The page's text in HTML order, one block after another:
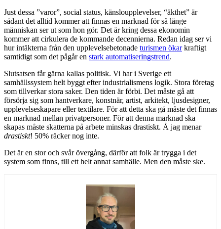
Just dessa ”varor”, social status, känsloupplevelser, “äkthet” är
sådant det alltid kommer att finnas en marknad för så länge
människan ser ut som hon gör. Det är kring dessa ekonomin
kommer att cirkulera de kommande decennierna. Redan idag ser vi
hur intäkterna från den upplevelsebetonade turismen ökarkraftigt
samtidigt som det pågår en stark automatiseringstrend.
Slutsatsen får gärna kallas politisk. Vi har i Sverige ett
samhällssystem helt byggt efter industrialismens logik. Stora företag
som tillverkar stora saker. Den tiden är förbi. Det måste gå att
försörja sig som hantverkare, konstnär, artist, arkitekt, ljusdesigner,
upplevelseskapare eller textilare. För att detta ska gå måste det finnas
en marknad mellan privatpersoner. För att denna marknad ska
skapas måste skatterna på arbete minskas drastiskt. Å jag menar
drastiskt! 50% räcker nog inte.
Det är en stor och svår övergång, därför att folk är trygga i det
system som finns, till ett helt annat samhälle. Men den måste ske.